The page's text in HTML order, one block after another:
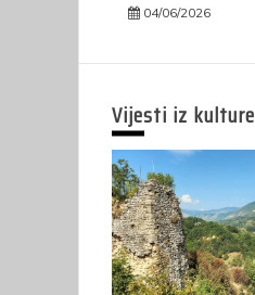
04/06/2026
Vijesti iz kulture